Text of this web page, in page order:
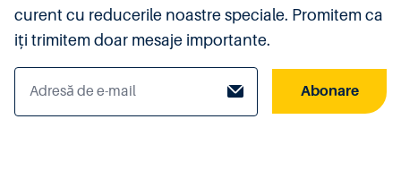
curent cu reducerile noastre speciale. Promitem ca
iți trimitem doar mesaje importante.
Abonare